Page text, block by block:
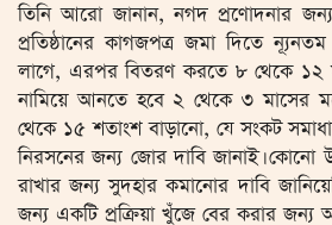
তিনি আরো জানান, নগদ প্রণোদনার
প্রতিষ্ঠানের কাগজপত্র জমা দিতে
লাগে, এরপর বিতরণ করতে ৮ থেকে ১২
নামিয়ে আনতে হবে ২ থেকে ৩ মাসের
থেকে ১৫ শতাংশ বাড়ানো, যে সংকট
নিরসনের জন্য জোর দাবি জানাই। কোনো
রাখার জন্য সুদহার কমানোর দাবি
জন্য একটি প্রক্রিয়া খুঁজে বের করার জন্য